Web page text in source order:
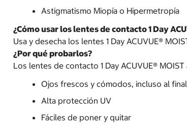
Astigmatismo Miopía o Hipermetropía
¿Cómo usar los lentes de contacto 1 Day
Usa y desecha los lentes 1 Day ACUVUE®
¿Por qué probarlos?
Los lentes de contacto 1 Day ACUVUE®
Ojos frescos y cómodos, incluso al
Alta protección UV
Fáciles de poner y quitar